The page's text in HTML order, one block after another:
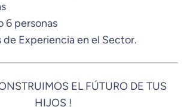
6 personas
de Experiencia en el Sector.
EL FÚTURO DE TUS
HIJOS !